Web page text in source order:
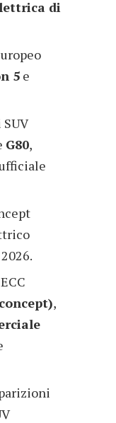
di
5 e
G80,
,